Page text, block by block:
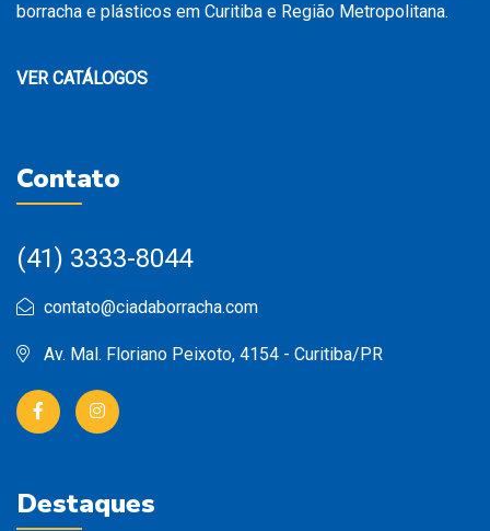
borracha e plásticos em Curitiba e Região Metropolitana.
VER CATÁLOGOS
Contato
(41) 3333-8044
contato@ciadaborracha.com
Av. Mal. Floriano Peixoto, 4154 - Curitiba/PR
Destaques